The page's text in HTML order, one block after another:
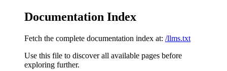
Documentation Index
Fetch the complete documentation index at: /llms.txt
Use this file to discover all available pages before
exploring further.